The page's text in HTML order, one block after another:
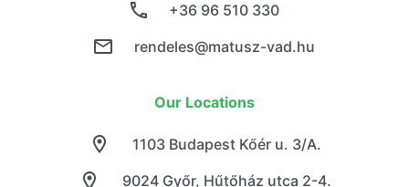
+36 96 510 330
rendeles@matusz-vad.hu
Our Locations
9024 Győr, Hűtőház utca 2-4.
1103 Budapest Kőér u. 3/A.